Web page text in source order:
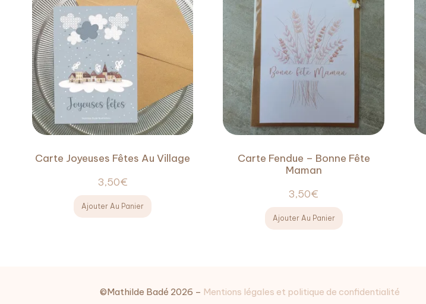
Carte Joyeuses Fêtes Au Village
3,50€
Ajouter Au Panier
Carte Fendue – Bonne Fête
Maman
3,50€
Ajouter Au Panier
©Mathilde Badé 2026 – Mentions légales et politique de confidentialité